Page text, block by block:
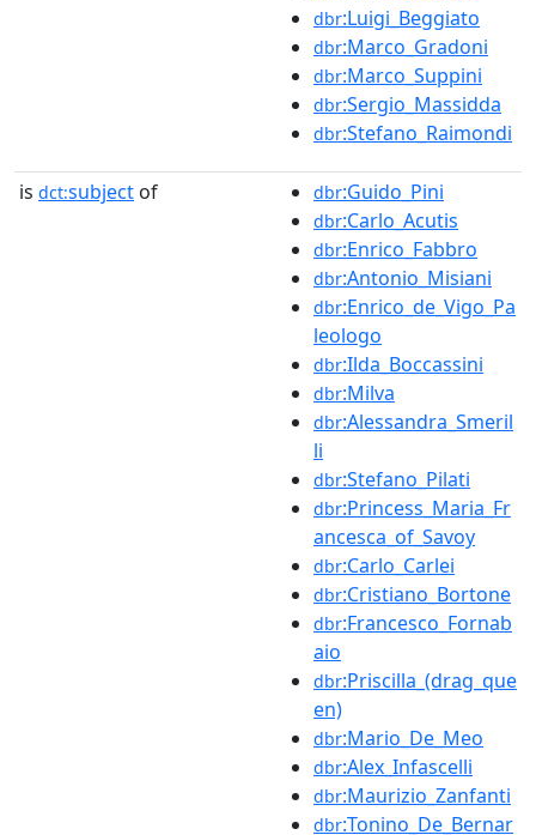
dbr:Luigi_Beggiato
dbr:Marco_Gradoni
dbr:Marco_Suppini
dbr:Sergio_Massidda
dbr:Stefano_Raimondi
is dct:subject of dbr:Guido_Pini
dbr:Carlo_Acutis
dbr:Enrico_Fabbro
dbr:Antonio_Misiani
dbr:Enrico_de_Vigo_Pa
leologo
dbr:Ilda_Boccassini
dbr:Milva
dbr:Alessandra_Smeril
li
dbr:Stefano_Pilati
dbr:Princess_Maria_Fr
ancesca_of_Savoy
dbr:Carlo_Carlei
dbr:Cristiano_Bortone
dbr:Francesco_Fornab
aio
dbr:Priscilla_(drag_que
en)
dbr:Mario_De_Meo
dbr:Alex_Infascelli
dbr:Maurizio_Zanfanti
dbr:Tonino_De_Bernar